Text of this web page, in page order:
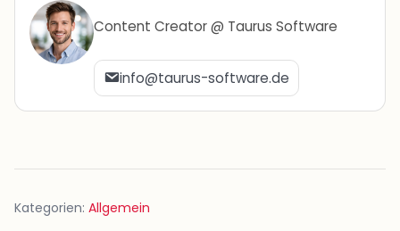
Content Creator @ Taurus Software
info@taurus-software.de
Kategorien: Allgemein